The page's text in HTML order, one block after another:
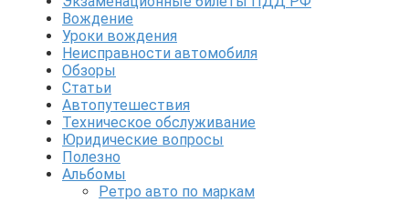
Вождение
Уроки вождения
Неисправности автомобиля
Обзоры
Статьи
Автопутешествия
Техническое обслуживание
Юридические вопросы
Полезно
Альбомы
Ретро авто по маркам